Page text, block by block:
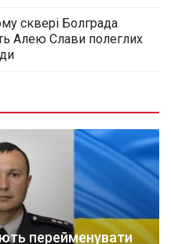
сквері Болграда
Алею Слави полеглих
перейменувати